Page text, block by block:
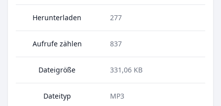
Herunterladen 277
Aufrufe zählen 837
Dateigröße 331,06 KB
Dateityp MP3